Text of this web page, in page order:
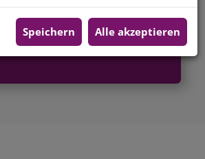
Sie immer noch
zuviel?
Speichern Alle akzeptieren